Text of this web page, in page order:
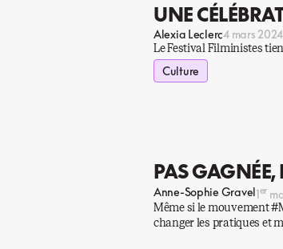
UNE
Alexia Leclerc4 mars 2024
Le Festival Filministes
Culture
PAS GAGNÉE,
Anne-Sophie Gravel1er
Même si le mouvement
changer les pratiques et